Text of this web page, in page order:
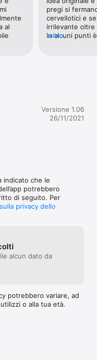
to help prevent
the game, each
collection of the 15
to attest to your master
al
pregi si
cervellotici e
irrilevante oltre
In alcuni punti
altro
Versione 1.06
26/11/2021
indicato che le
potrebbero
di seguito. Per
privacy dello
alcun dato da
potrebbero variare, ad
o alla tua età.